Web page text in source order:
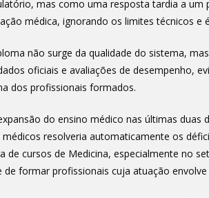
mas como uma resposta tardia a um
médica, ignorando os limites técnicos e
não surge da qualidade do sistema,
oficiais e avaliações de desempenho,
dos profissionais formados.
do ensino médico nas últimas duas
resolveria automaticamente os
de cursos de Medicina, especialmente no
de formar profissionais cuja atuação